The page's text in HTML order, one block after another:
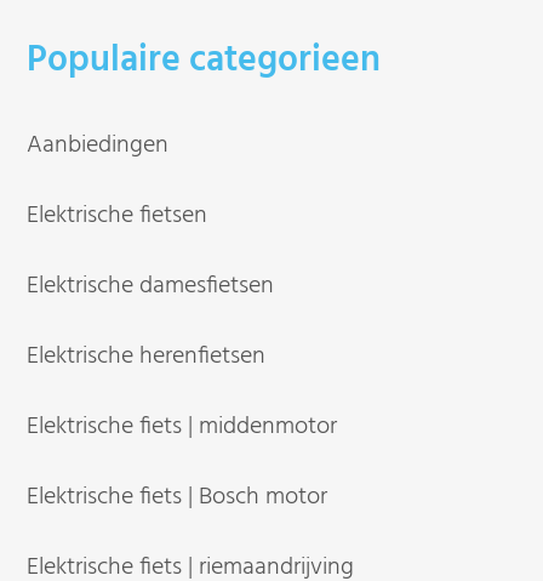
Populaire categorieen
Aanbiedingen
Elektrische fietsen
Elektrische damesfietsen
Elektrische herenfietsen
Elektrische fiets | middenmotor
Elektrische fiets | Bosch motor
Elektrische fiets | riemaandrijving